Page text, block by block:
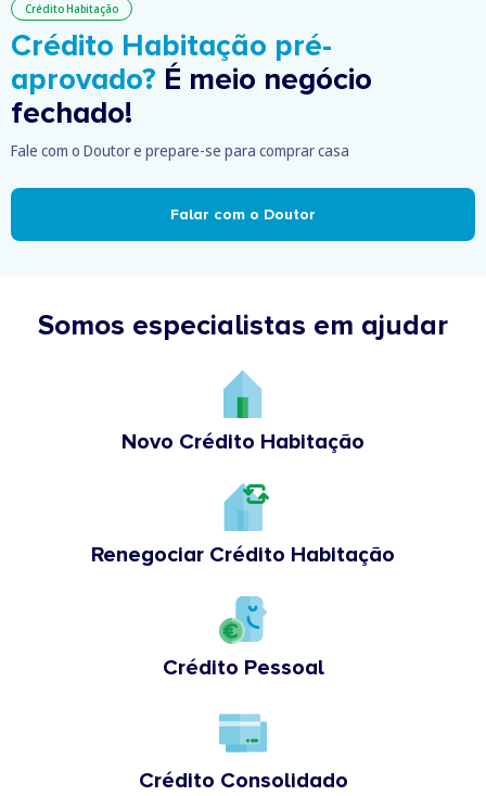
Crédito Habitação
Crédito Habitação pré-
aprovado? É meio negócio
fechado!
Fale com o Doutor e prepare-se para comprar casa
Falar com o Doutor
Somos especialistas em ajudar
Novo Crédito Habitação
Renegociar Crédito Habitação
Crédito Pessoal
Crédito Consolidado